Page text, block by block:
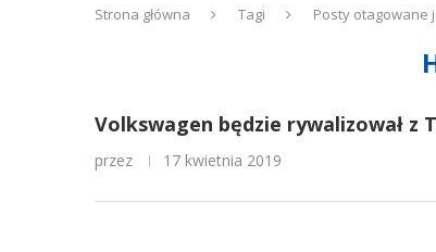
Strona główna Tagi Posty otagowane
Volkswagen będzie rywalizował z
przez 17 kwietnia 2019